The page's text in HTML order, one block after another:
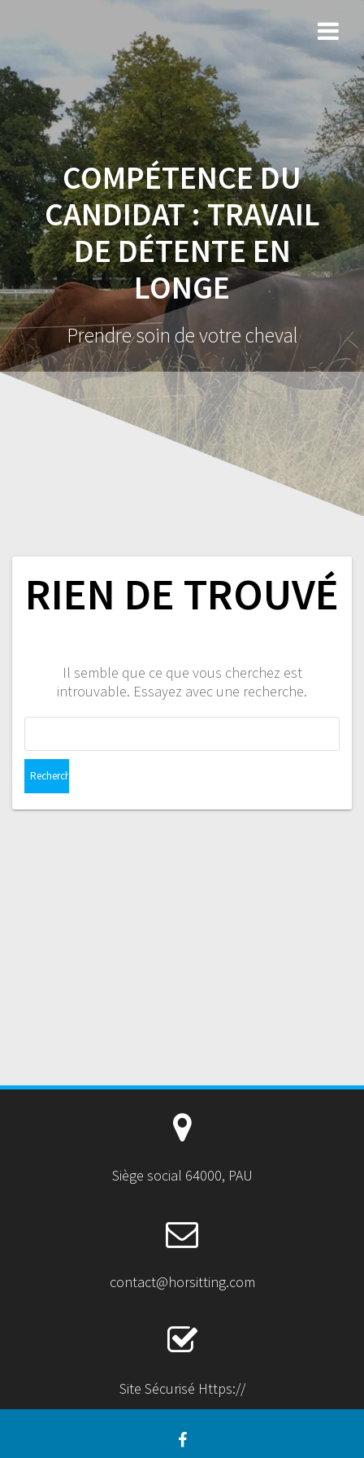
COMPÉTENCE DU
CANDIDAT :TRAVAIL
DE DÉTENTE EN
LONGE
Prendre soin de votre cheval
RIEN DE TROUVÉ
Il semble que ce que vous cherchez est
introuvable. Essayez avec une recherche.
Siège social 64000, PAU
contact@horsitting.com
Site Sécurisé Https://